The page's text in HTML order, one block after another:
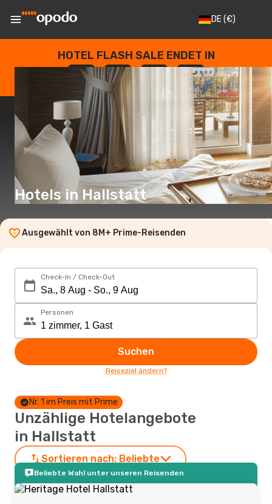
DE(€)
HOTEL FLASH SALE ENDET IN
--
TAGE
: --
STUNDEN
: --
SEKUNDEN
Hotels in Hallstatt
Ausgewählt von 8M+ Prime-Reisenden
Check-In / Check-Out
Personen
Suchen
Reiseziel ändern?
Nr. 1 im Preis mit Prime
Unzählige Hotelangebote
in Hallstatt
Sortieren nach: Beliebte
Beliebte Wahl unter unseren Reisenden